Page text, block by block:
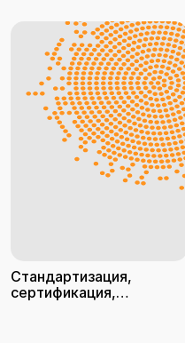
Стандартизация,
сертификация,